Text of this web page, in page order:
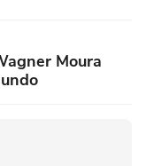
Moura